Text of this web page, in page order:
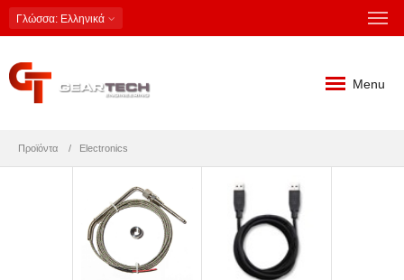
Γλώσσα: Ελληνικά
Menu
Προϊόντα Electronics